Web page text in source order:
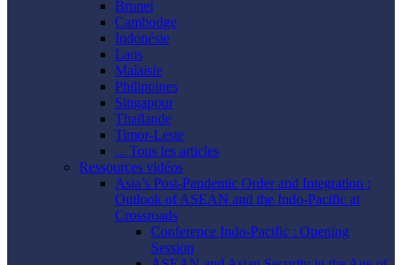
Brunei
Cambodge
Indonésie
Laos
Malaisie
Philippines
Singapour
Thaïlande
Timor-Leste
... Tous les articles
Ressources vidéos
Asia’s Post-Pandemic Order and Integration :
Outlook of ASEAN and the Indo-Pacific at
Crossroads
Conference Indo-Pacific : Opening
Session